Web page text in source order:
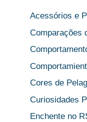
Acessórios e
Comparações
Cores de
Curiosidades
Enchente no